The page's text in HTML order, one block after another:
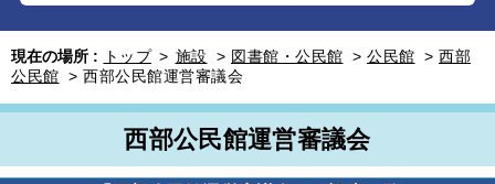
現在の場所 : トップ > 施設 > 図書館・公民館 > 公民館 > 西部
公民館 > 西部公民館運営審議会
西部公民館運営審議会